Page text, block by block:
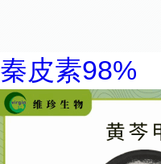
秦皮素98%